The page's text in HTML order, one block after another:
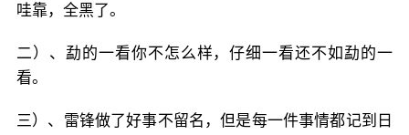
哇靠，全黑了。
二）、勐的一看你不怎么样，仔细一看还不如勐的一
看。
三）、雷锋做了好事不留名，但是每一件事情都记到日